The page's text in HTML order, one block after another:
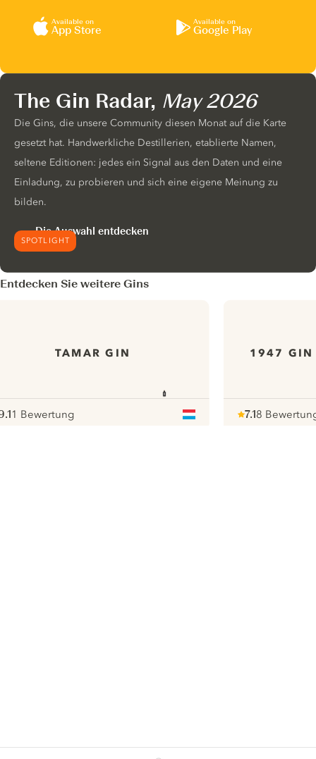
Available on
App Store
Available on
Google Play
SPOTLIGHT
The Gin Radar, May 2026
Die Gins, die unsere Community diesen Monat auf die Karte
gesetzt hat. Handwerkliche Destillerien, etablierte Namen,
seltene Editionen: jedes ein Signal aus den Daten und eine
Einladung, zu probieren und sich eine eigene Meinung zu
bilden.
Die Auswahl entdecken
Entdecken Sie weitere Gins
TAMAR GIN
1 Bewertung
1947 GIN
7.18